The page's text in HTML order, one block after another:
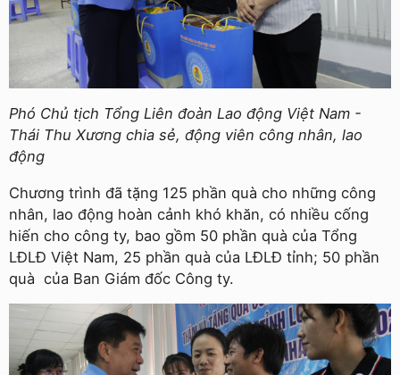
Phó Chủ tịch Tổng Liên đoàn Lao động Việt Nam -
Thái Thu Xương chia sẻ, động viên công nhân, lao
động
Chương trình đã tặng 125 phần quà cho những công
nhân, lao động hoàn cảnh khó khăn, có nhiều cống
hiến cho công ty, bao gồm 50 phần quà của Tổng
LĐLĐ Việt Nam, 25 phần quà của LĐLĐ tỉnh; 50 phần
quà của Ban Giám đốc Công ty.